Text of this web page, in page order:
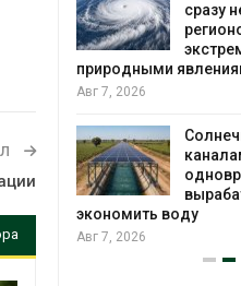
сразу
природными
Авг 7, 2026
экономить воду
Авг 7, 2026